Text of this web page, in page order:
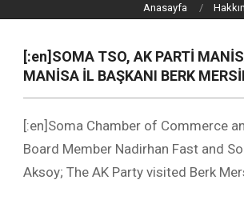
TICARET
VE
SANAYI
ODASI
Anasayfa
[:en]SOMA TSO, AK PARTİ
MANİSA İL BAŞKANI BERK
[:en]Soma Chamber of Commerce
Board Member Nadirhan Fast and
Aksoy; The AK Party visited Berk